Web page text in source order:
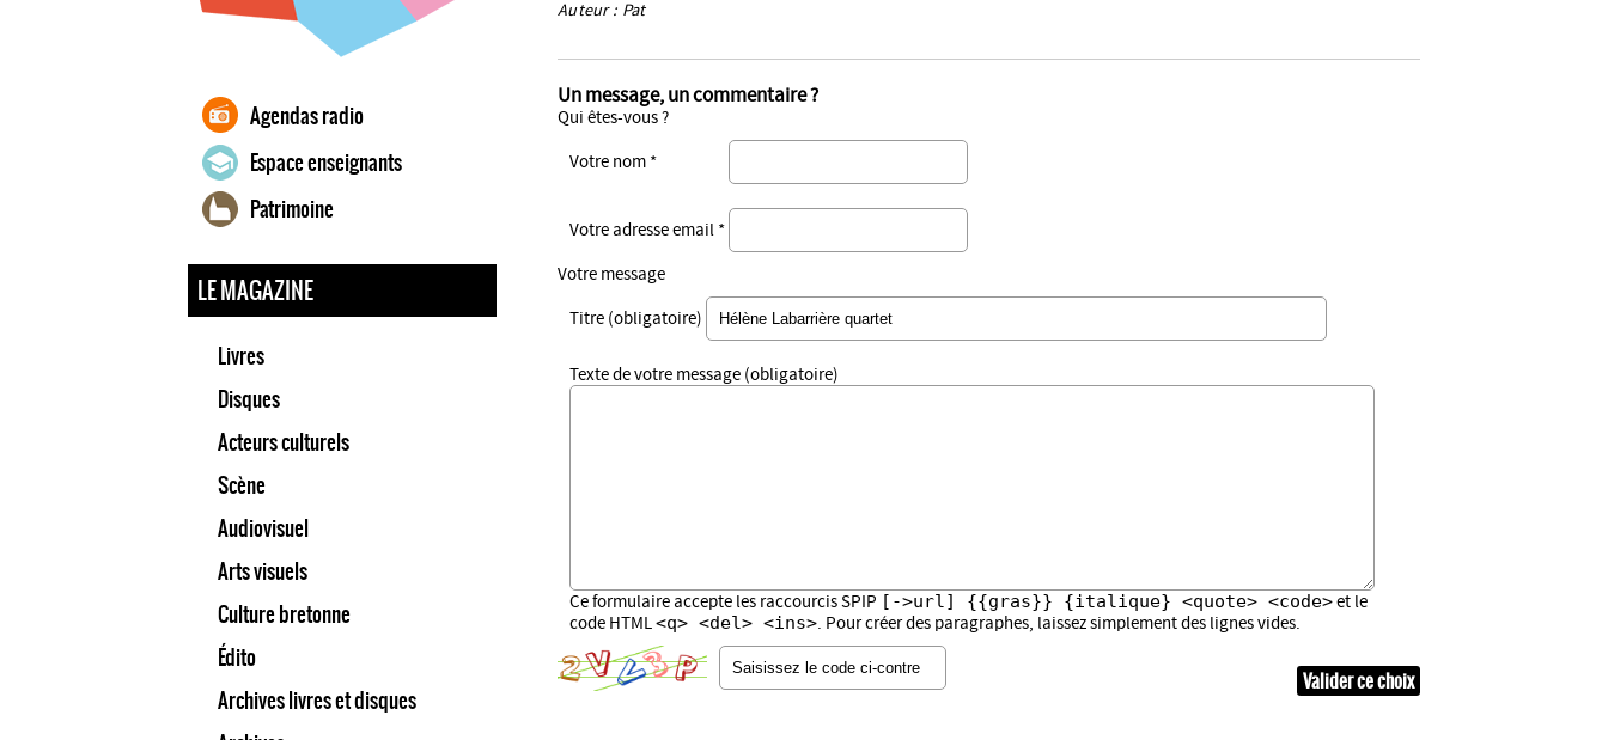
Agendas radio
Espace enseignants
Patrimoine
LE MAGAZINE
Livres
Disques
Acteurs culturels
Scène
Audiovisuel
Arts visuels
Culture bretonne
Édito
Archives livres et disques
Auteur : Pat
Un message, un commentaire ?
Qui êtes-vous ?
Votre nom *
Votre adresse email *
Votre message
Titre (obligatoire)
Texte de votre message (obligatoire)
Ce formulaire accepte les raccourcis SPIP [->url] {{gras}} {italique} <quote> <code>et le
code HTML<q> <del> <ins>. Pour créer des paragraphes, laissez simplement des lignes vides.